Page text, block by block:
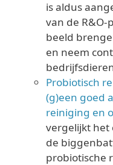
is aldus
van de
beeld
en neem
Probiotisch
(g)een goed
reiniging en
vergelijkt het
de
probiotische